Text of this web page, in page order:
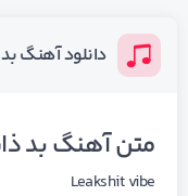
دانلود آهنگ
متن آهنگ بد
Leakshit vibe